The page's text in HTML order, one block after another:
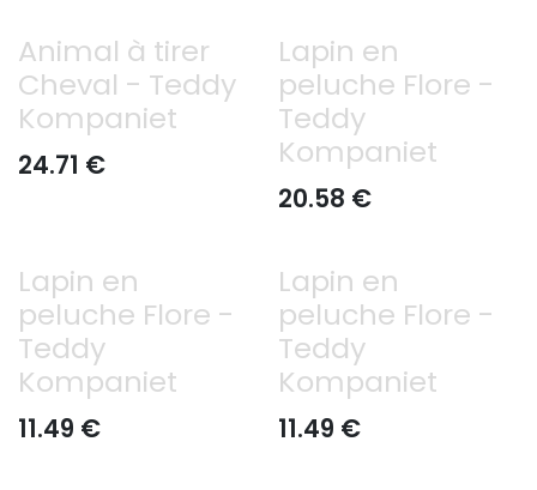
Animal à tirer
Cheval - Teddy
Kompaniet
24.71 €
Lapin en
peluche Flore -
Teddy
Kompaniet
20.58 €
Lapin en
peluche Flore -
Teddy
Kompaniet
11.49 €
Lapin en
peluche Flore -
Teddy
Kompaniet
11.49 €